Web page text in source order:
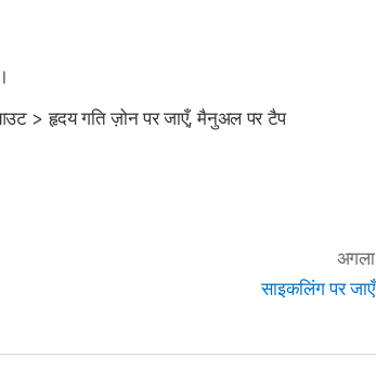
> हृदय गति ज़ोन पर जाएँ, मैनुअल पर टैप
अगला
साइकलिंग पर जाएँ